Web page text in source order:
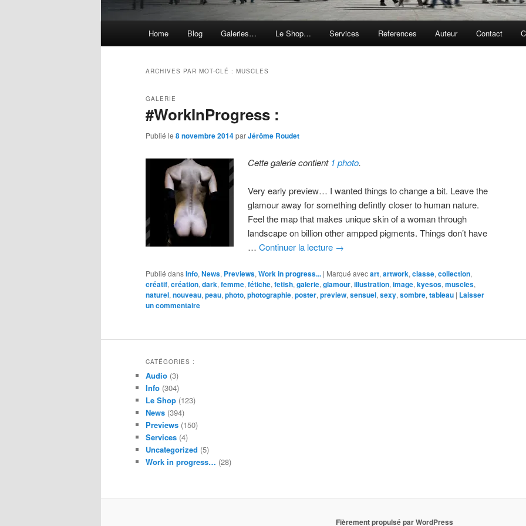
Home Blog Galeries… Le Shop… Services References Auteur Contact
ARCHIVES PAR MOT-CLÉ : MUSCLES
#WorkInProgress :
GALERIE
Publié le 8 novembre 2014parJérôme Roudet
Cette galerie contient 1 photo.
Very early preview… I wanted things to change a bit. Leave the
glamour away for something defintly closer to human nature.
Feel the map that makes unique skin of a woman through
landscape on billion other ampped pigments. Things don’t have
…Continuer la lecture →
Publié dansInfo, News, Previews, Work in progress... | Marqué avecart, artwork, classe, collection,
créatif, création, dark, femme, fétiche, fetish, galerie, glamour, illustration, image, kyesos, muscles,
naturel, nouveau, peau, photo, photographie, poster, preview, sensuel, sexy, sombre, tableau | Laisser
un commentaire
CATÉGORIES :
Audio (3)
Info (304)
Le Shop (123)
News (394)
Previews (150)
Services (4)
Uncategorized (5)
Work in progress… (28)
Fièrement propulsé par WordPress